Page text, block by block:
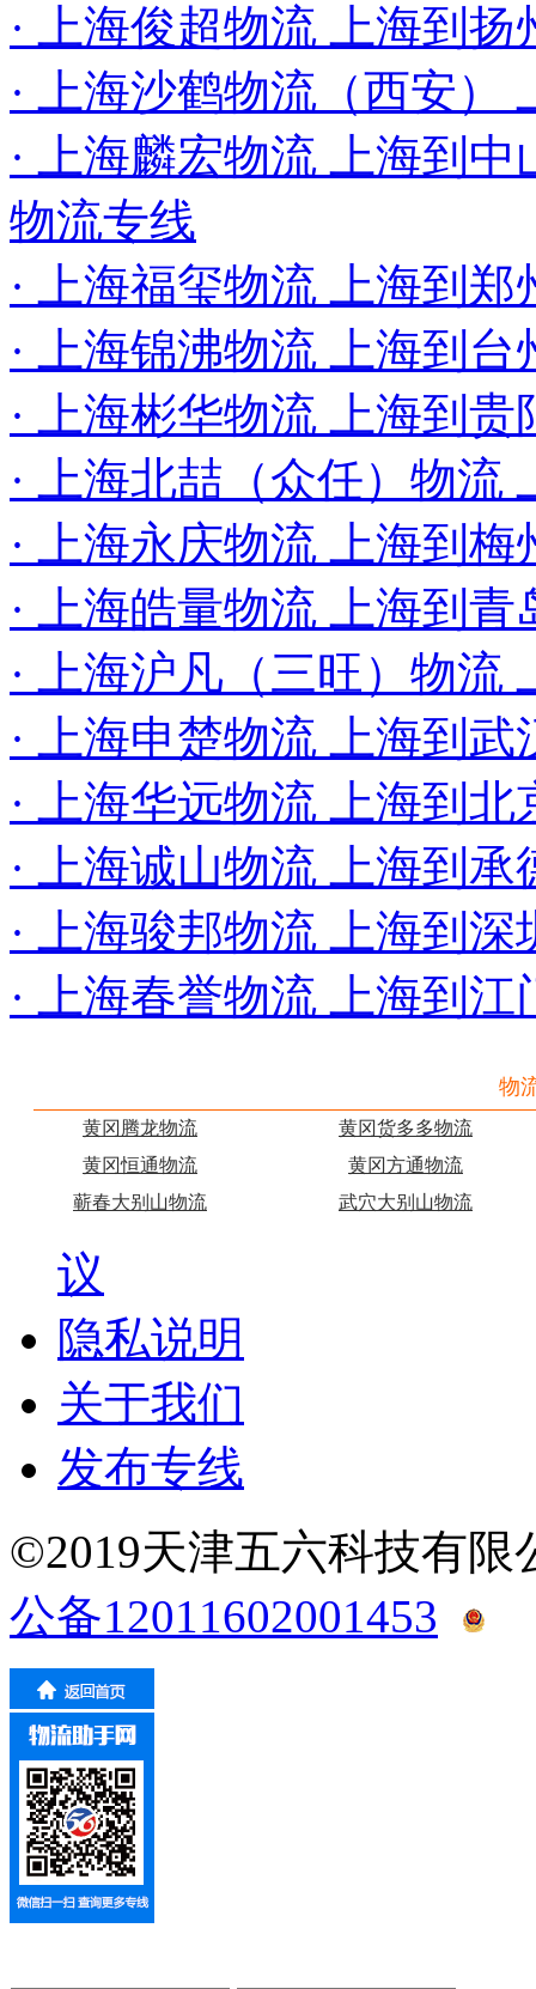
· 上海俊超物流 上海到
· 上海沙鹤物流（西安）
· 上海麟宏物流 上海到
物流专线
· 上海福玺物流 上海到郑
· 上海锦沸物流 上海到
· 上海彬华物流 上海到
· 上海北喆（众任）物流
· 上海永庆物流 上海到
· 上海皓量物流 上海到
· 上海沪凡（三旺）物流
· 上海申楚物流 上海到
· 上海华远物流 上海到北
· 上海诚山物流 上海到
· 上海骏邦物流 上海到
· 上海春誉物流 上海到
物
黄冈腾龙物流
黄冈货多多物流
黄冈恒通物流
黄冈方通物流
蕲春大别山物流
武穴大别山物流
议
隐私说明
关于我们
发布专线
©2019天津五六科技有
公备12011602001453